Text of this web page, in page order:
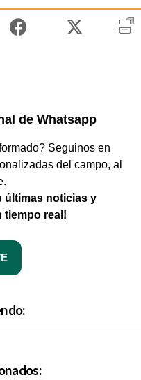
de Whatsapp
Seguinos en
del campo, al
últimas noticias y
tiempo real!